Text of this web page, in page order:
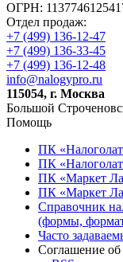
ОГРН:
Отдел продаж:
+7 (499) 136-12-47
+7 (499) 136-33-45
+7 (499) 136-12-48
info@nalogypro.ru
115054, г. Москва
Большой
Помощь
ПК
ПК
ПК «Маркет
ПК «Маркет
Справочник
(формы,
Часто
Соглашение